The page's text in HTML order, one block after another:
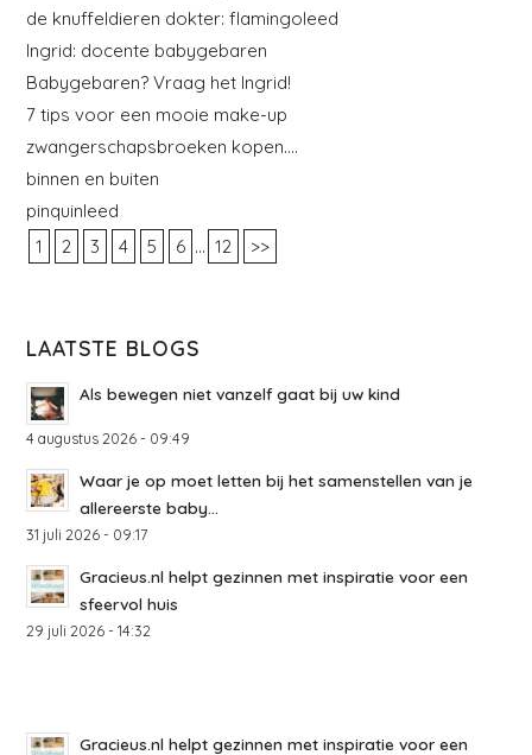
de knuffeldieren dokter: flamingoleed
Ingrid: docente babygebaren
Babygebaren? Vraag het Ingrid!
7 tips voor een mooie make-up
zwangerschapsbroeken kopen….
binnen en buiten
pinquinleed
1
2 3 4 5 6 ... 12 >>
LAATSTE BLOGS
Als bewegen niet vanzelf gaat bij uw kind
4 augustus 2026 - 09:49
Waar je op moet letten bij het samenstellen van je
allereerste baby...
31 juli 2026 - 09:17
Gracieus.nl helpt gezinnen met inspiratie voor een
sfeervol huis
29 juli 2026 - 14:32
Gracieus.nl helpt gezinnen met inspiratie voor een